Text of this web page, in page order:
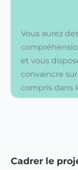
Vous aurez
et vous
convaincre
compris dans
Cadrer le